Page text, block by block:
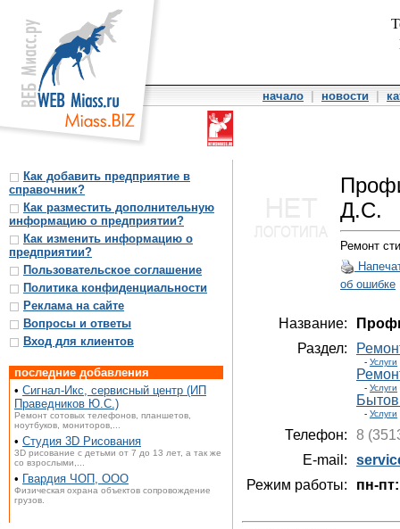
начало новости
Как добавить предприятие в
справочник?
Как разместить дополнительную
информацию о предприятии?
Как изменить информацию о
предприятии?
Пользовательское соглашение
Политика конфиденциальности
Реклама на сайте
Вопросы и ответы
Вход для клиентов
последние добавления
• Сигнал-Икс, сервисный центр (ИП
Праведников Ю.С.)
Ремонт сотовых телефонов, планшетов,
ноутбуков, мониторов,...
• Студия 3D Рисования
3D рисование с детьми от 7 до 13 лет, а так же
со взрослыми,...
• Гвардия ЧОП, ООО
Физическая охрана объектов сопровождение
грузов.
Д.С.
Ремонт
об ошибке
Название:
Раздел:
- Услуги
- Услуги
- Услуги
Телефон:
8
E-mail:
Режим работы:
пн-